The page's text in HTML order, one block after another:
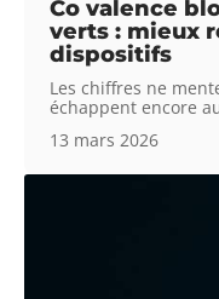
Co valence
verts : mieux
dispositifs
Les chiffres ne
échappent encore
13 mars 2026